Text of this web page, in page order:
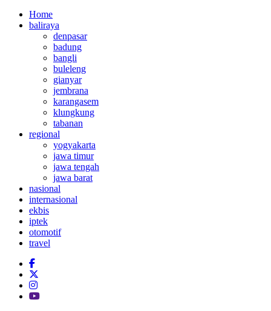
Home
baliraya
denpasar
badung
bangli
buleleng
gianyar
jembrana
karangasem
klungkung
tabanan
regional
yogyakarta
jawa timur
jawa tengah
jawa barat
nasional
internasional
ekbis
iptek
otomotif
travel